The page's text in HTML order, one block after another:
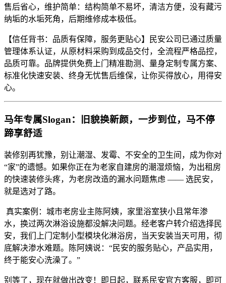
售后省心，维护简单：结构简单不易坏，清洁方便，没有藏污
纳垢的水垢死角，后期维修成本极低。
【信任背书：品质有保障，服务更贴心】民安公司已通过质量
管理体系认证，从原材料采购到成品交付，全流程严格品控，
品质可靠。品牌提供免费上门精准勘测、量身定制专属方案、
标准化快速安装、终身无忧售后维保，让你买得放心，用得安
心。
马年专属Slogan：旧貌换新颜，一步到位，马不停
蹄享舒适
装修别再犹豫，别让潮湿、发霉、不安全的卫生间，成为你对
“家”的遗憾。如果你正在为老家自建房的潮湿烦恼，为出租房
的快速装修头疼，为老房改造的漏水问题焦虑 —— 选民安，
就是选对了路。
真实案例：城市老房业主陈阿姨，家里浴室狭小且常年渗
水，换过两次淋浴设施都没解决问题。经老客户转介绍选择民
安，我们上门定制小型模块化淋浴房，当天安装当天可用，彻
底解决渗水难题。陈阿姨说：“民安的服务贴心，产品实用，
终于能安心洗澡了。”
别等了，现在就做出改变！即日起，联系民安官方客服，即可